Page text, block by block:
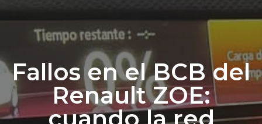
Fallos en el BCB del
Renault ZOE: